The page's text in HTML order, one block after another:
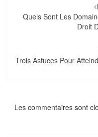
d'article
Quels Sont Les
Droit
Trois Astuces Pour
Les commentaires sont